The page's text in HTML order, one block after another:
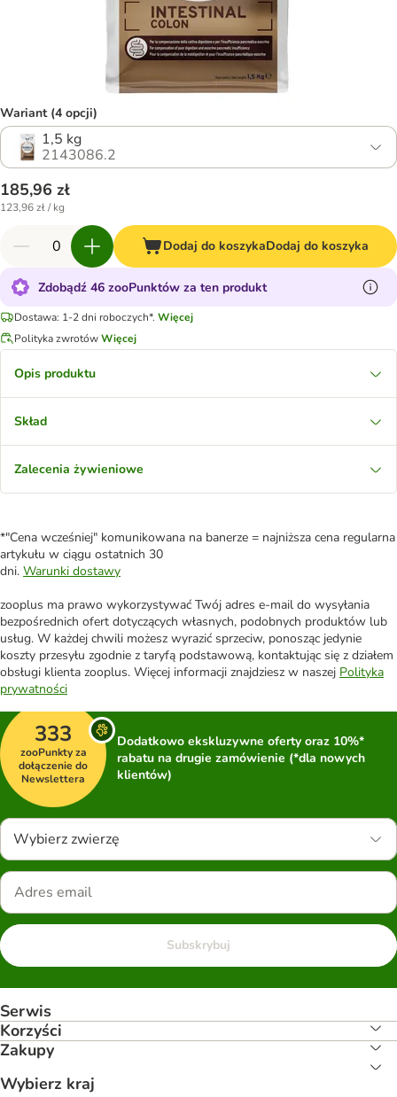
Wariant (4 opcji)
1,5 kg
2143086.2
185,96 zł
123,96 zł / kg
Dodaj do koszykaDodaj do koszyka
Zdobądź 46 zooPunktów za ten produkt
Dostawa: 1-2 dni roboczych*. Więcej
Polityka zwrotówWięcej
Opis produktu
Skład
Zalecenia żywieniowe
*"Cena wcześniej" komunikowana na banerze = najniższa cena regularna
artykułu w ciągu ostatnich 30
dni. Warunki dostawy
zooplus ma prawo wykorzystywać Twój adres e-mail do wysyłania
bezpośrednich ofert dotyczących własnych, podobnych produktów lub
usług. W każdej chwili możesz wyrazić sprzeciw, ponosząc jedynie
koszty przesyłu zgodnie z taryfą podstawową, kontaktując się z działem
obsługi klienta zooplus. Więcej informacji znajdziesz w naszej Polityka
prywatności
333
zooPunkty za
dołączenie do
Newslettera
Dodatkowo ekskluzywne oferty oraz 10%*
rabatu na drugie zamówienie (*dla nowych
klientów)
Wybierz zwierzę
Subskrybuj
Serwis
Korzyści
Zakupy
Wybierz kraj